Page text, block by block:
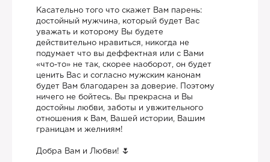
Касательно того что скажет Вам парень:
достойный мужчина, который будет Вас
уважать и которому Вы будете
действительно нравиться, никогда не
подумает что вы деффектная или с Вами
«что-то» не так, скорее наоборот, он будет
ценить Вас и согласно мужским канонам
будет Вам благодарен за доверие. Поэтому
ничего не бойтесь. Вы прекрасна и Вы
достойны любви, заботы и увжительного
отношения к Вам, Вашей истории, Вашим
границам и желниям!
Добра Вам и Любви!